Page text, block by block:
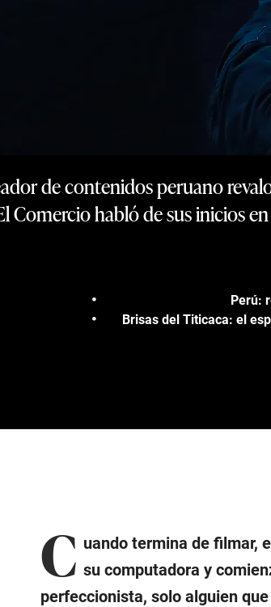
de contenidos peruano
Comercio habló de sus inicios
Perú:
Brisas del Titicaca: el
C uando termina de filmar,
su computadora y
perfeccionista, solo alguien